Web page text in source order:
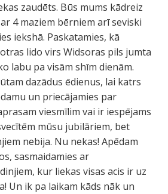
zaudēts. Būs mums kādreiz
4 maziem bērniem arī seviski
iekshā. Paskatamies, kā
lido virs Widsoras pils jumta
labu pa visām shīm dienām.
dazādus ēdienus, lai katrs
un priecājamies par
viesmīlim vai ir iespējams
mūsu jubilāriem, bet
nebija. Nu nekas! Apēdam
sasmaidamies ar
kur liekas visas acis ir uz
Un ik pa laikam kāds nāk un